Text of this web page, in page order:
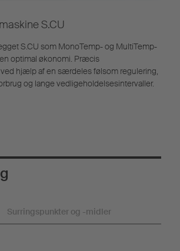
S.CU
S.CU som MonoTemp- og MultiTemp-
optimal økonomi. Præcis
hjælp af en særdeles følsom regulering,
og lange vedligeholdelsesintervaller.
Surringspunkter og -midler